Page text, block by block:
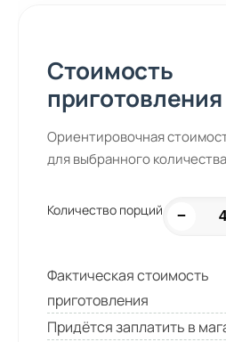
Стоимость
приготовления
Ориентировочная
для выбранного
Количество порций −
Фактическая стоимость
приготовления
Придётся заплатить в